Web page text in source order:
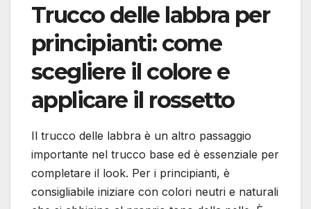
Trucco delle labbra per
principianti: come
scegliere il colore e
applicare il rossetto
Il trucco delle labbra è un altro passaggio
importante nel trucco base ed è essenziale per
completare il look. Per i principianti, è
consigliabile iniziare con colori neutri e naturali